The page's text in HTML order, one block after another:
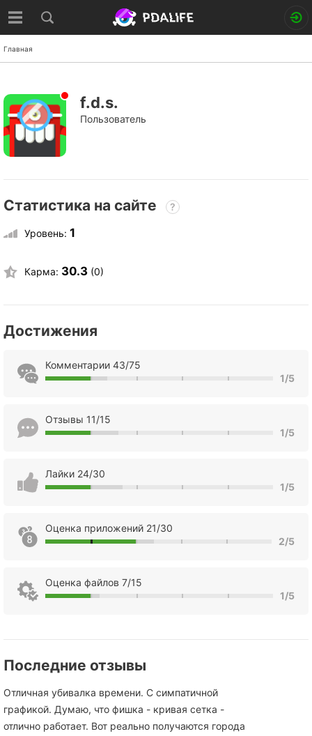
Главная
f.d.s.
Пользователь
Статистика на сайте ?
Уровень: 1
Карма: 30.3 (0)
Достижения
Комментарии 43/75
1/5
Отзывы 11/15
1/5
Лайки 24/30
1/5
Оценка приложений 21/30
2/5
Оценка файлов 7/15
1/5
Последние отзывы
Отличная убивалка времени. С симпатичной
графикой. Думаю, что фишка - кривая сетка -
отлично работает. Вот реально получаются города